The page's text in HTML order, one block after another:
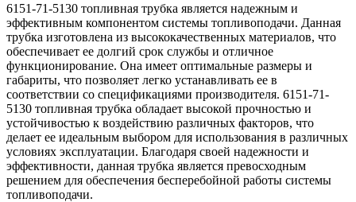
6151-71-5130 топливная трубка является надежным и
эффективным компонентом системы топливоподачи. Данная
трубка изготовлена из высококачественных материалов, что
обеспечивает ее долгий срок службы и отличное
функционирование. Она имеет оптимальные размеры и
габариты, что позволяет легко устанавливать ее в
соответствии со спецификациями производителя. 6151-71-
5130 топливная трубка обладает высокой прочностью и
устойчивостью к воздействию различных факторов, что
делает ее идеальным выбором для использования в различных
условиях эксплуатации. Благодаря своей надежности и
эффективности, данная трубка является превосходным
решением для обеспечения бесперебойной работы системы
топливоподачи.